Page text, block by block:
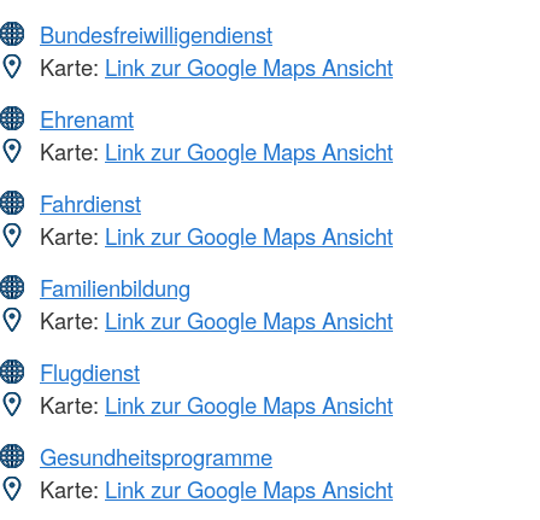
Bundesfreiwilligendienst
Karte: Link zur Google Maps Ansicht
Ehrenamt
Karte: Link zur Google Maps Ansicht
Fahrdienst
Karte: Link zur Google Maps Ansicht
Familienbildung
Karte: Link zur Google Maps Ansicht
Flugdienst
Karte: Link zur Google Maps Ansicht
Gesundheitsprogramme
Karte: Link zur Google Maps Ansicht